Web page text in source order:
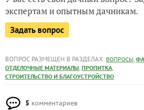
экспертам и опытным дачникам.
Задать вопрос
ВОПРОС РАЗМЕЩЕН В РАЗДЕЛАХ: ВОПРОСЫ,
ОТДЕЛОЧНЫЕ МАТЕРИАЛЫ, ПРОПИТКА,
СТРОИТЕЛЬСТВО И БЛАГОУСТРОЙСТВО
5 комментариев